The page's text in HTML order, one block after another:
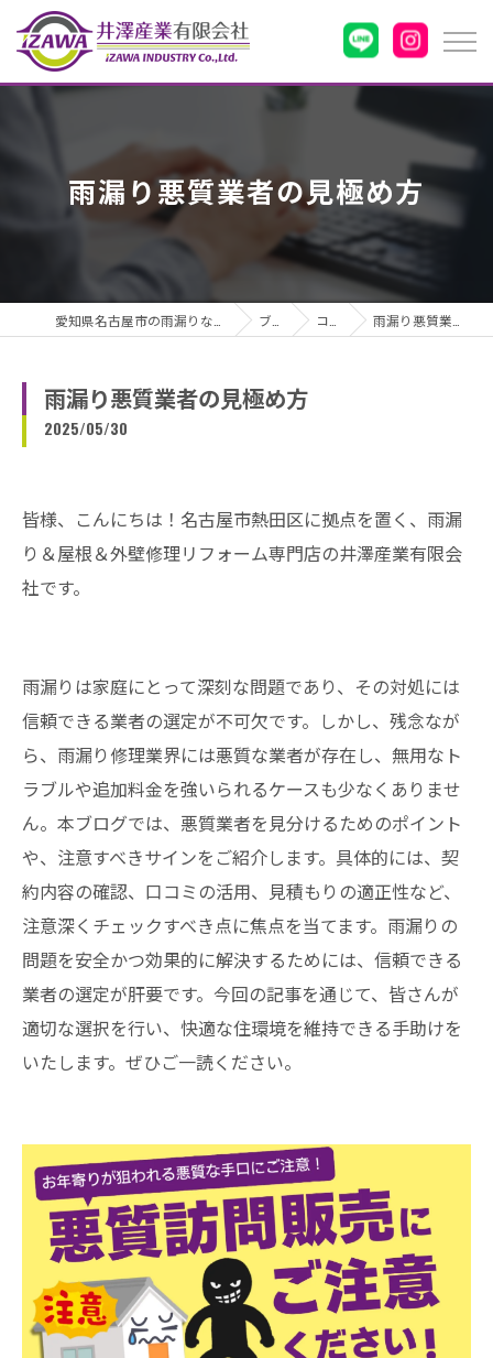
雨漏り悪質業者の見極め方
ブログ コラム 雨漏り悪質業者の見極め方
雨漏り悪質業者の見極め方
2025/05/30
皆様、こんにちは！名古屋市熱田区に拠点を置く、雨漏
り＆屋根＆外壁修理リフォーム専門店の井澤産業有限会
社です。
雨漏りは家庭にとって深刻な問題であり、その対処には
信頼できる業者の選定が不可欠です。しかし、残念なが
ら、雨漏り修理業界には悪質な業者が存在し、無用なト
ラブルや追加料金を強いられるケースも少なくありませ
ん。本ブログでは、悪質業者を見分けるためのポイント
や、注意すべきサインをご紹介します。具体的には、契
約内容の確認、口コミの活用、見積もりの適正性など、
注意深くチェックすべき点に焦点を当てます。雨漏りの
問題を安全かつ効果的に解決するためには、信頼できる
業者の選定が肝要です。今回の記事を通じて、皆さんが
適切な選択を行い、快適な住環境を維持できる手助けを
いたします。ぜひご一読ください。